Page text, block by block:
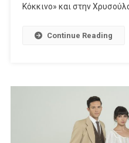
Κόκκινο» και στην
Continue Reading